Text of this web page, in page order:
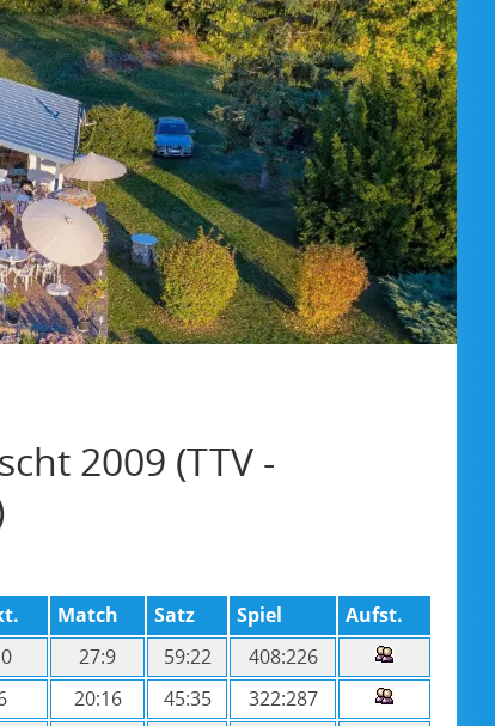
2009 (TTV -
Match Satz Spiel
Aufst.
27:9 59:22
408:226
20:16 45:35
322:287